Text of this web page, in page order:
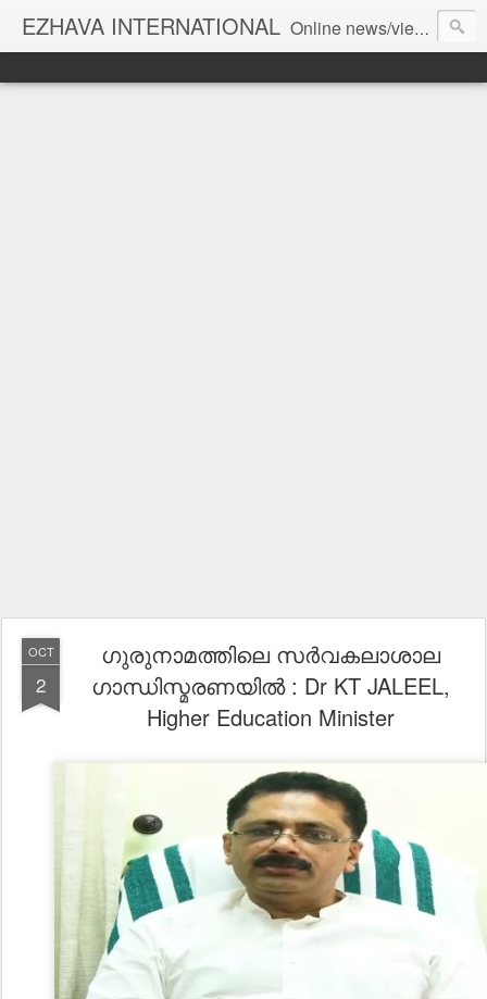
EZHAVA INTERNATIONAL Online news/views JOURNAL... Connecting the community worldwide Editorial Director: Prem Chandran
OCT
2
ഗുരുനാമത്തിലെ സർവകലാശാല
ഗാന്ധിസ്മരണയിൽ : Dr KT JALEEL,
Higher Education Minister